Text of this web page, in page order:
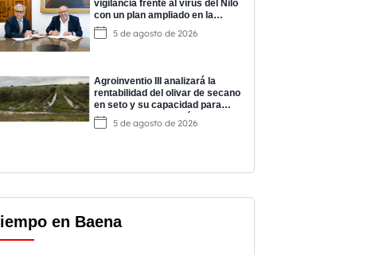
vigilancia frente al virus del Nilo
con un plan ampliado en la
provincia
5 de agosto de 2026
Agroinventio III analizará la
rentabilidad del olivar de secano
en seto y su capacidad para
producir con gasto hídrico cero
5 de agosto de 2026
en Baena